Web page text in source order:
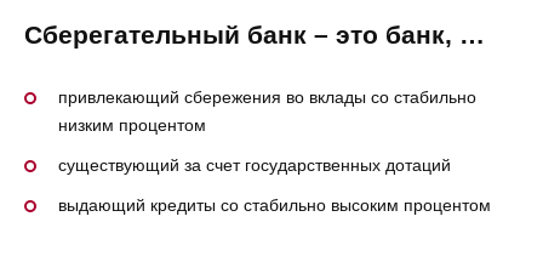
Сберегательный банк – это банк, …
привлекающий сбережения во вклады со стабильно
низким процентом
существующий за счет государственных дотаций
выдающий кредиты со стабильно высоким процентом